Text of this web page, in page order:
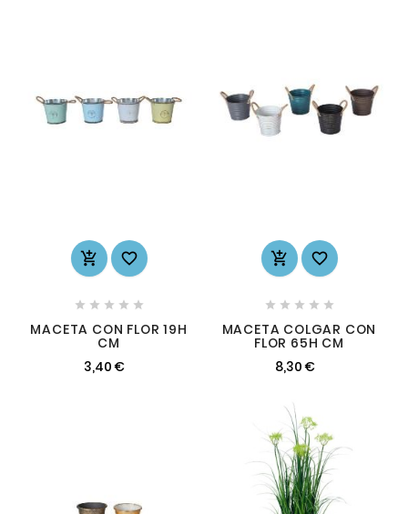
 
    
MACETA CON FLOR 19H
CM
3,40 €
 
    
MACETA COLGAR CON
FLOR 65H CM
8,30 €